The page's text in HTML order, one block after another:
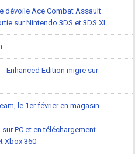
dévoile Ace Combat Assault
sur Nintendo 3DS et 3DS XL
Enhanced Edition migre sur
le 1er février en magasin
PC et en téléchargement
Xbox 360